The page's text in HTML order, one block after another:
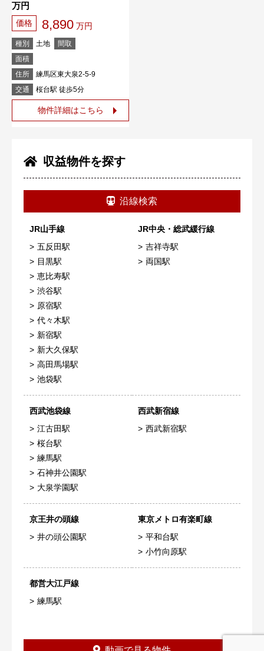
収益物件を探す
沿線検索
JR山手線
五反田駅
目黒駅
恵比寿駅
渋谷駅
原宿駅
代々木駅
新宿駅
新大久保駅
高田馬場駅
池袋駅
JR中央・総武緩行線
吉祥寺駅
両国駅
西武池袋線
江古田駅
桜台駅
練馬駅
石神井公園駅
大泉学園駅
西武新宿線
西武新宿駅
京王井の頭線
井の頭公園駅
東京メトロ有楽町線
平和台駅
小竹向原駅
都営大江戸線
練馬駅
万円
価格 8,890 万円
種別 土地
間取
面積
住所
練馬区東大泉2-5-9
交通
桜台駅 徒歩5分
物件詳細はこちら